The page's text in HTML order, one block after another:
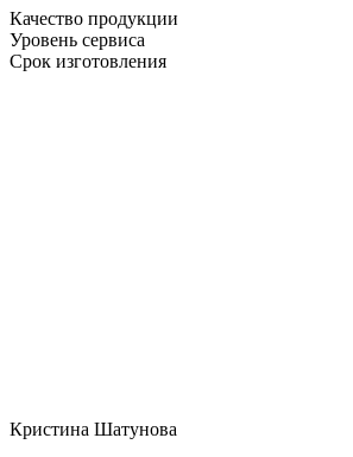
Качество продукции
Уровень сервиса
Срок изготовления
Кристина Шатунова